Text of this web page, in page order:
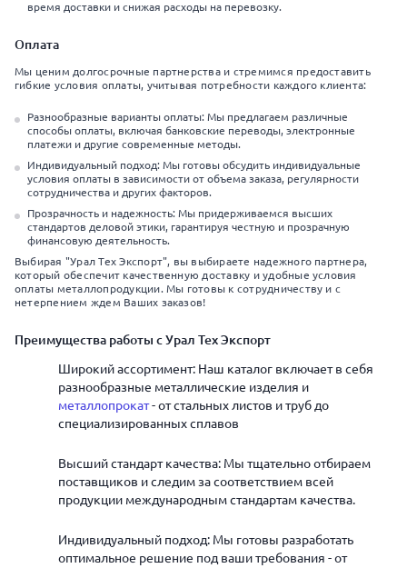
время доставки и снижая расходы на перевозку.
Оплата
Мы ценим долгосрочные партнерства и стремимся предоставить
гибкие условия оплаты, учитывая потребности каждого клиента:
Разнообразные варианты оплаты: Мы предлагаем различные
способы оплаты, включая банковские переводы, электронные
платежи и другие современные методы.
Индивидуальный подход: Мы готовы обсудить индивидуальные
условия оплаты в зависимости от объема заказа, регулярности
сотрудничества и других факторов.
Прозрачность и надежность: Мы придерживаемся высших
стандартов деловой этики, гарантируя честную и прозрачную
финансовую деятельность.
Выбирая "Урал Тех Экспорт", вы выбираете надежного партнера,
который обеспечит качественную доставку и удобные условия
оплаты металлопродукции. Мы готовы к сотрудничеству и с
нетерпением ждем Ваших заказов!
Преимущества работы с Урал Тех Экспорт
Широкий ассортимент: Наш каталог включает в себя
разнообразные металлические изделия и
металлопрокат- от стальных листов и труб до
специализированных сплавов
Высший стандарт качества: Мы тщательно отбираем
поставщиков и следим за соответствием всей
продукции международным стандартам качества.
Индивидуальный подход: Мы готовы разработать
оптимальное решение под ваши требования - от